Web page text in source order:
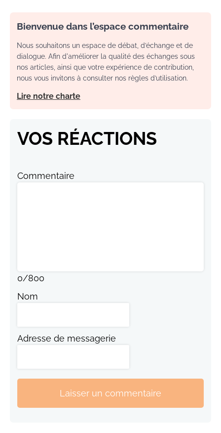
Bienvenue dans l’espace commentaire
Nous souhaitons un espace de débat, d’échange et de
dialogue. Afin d'améliorer la qualité des échanges sous
nos articles, ainsi que votre expérience de contribution,
nous vous invitons à consulter nos règles d’utilisation.
Lire notre charte
VOS RÉACTIONS
Commentaire
0/800
Nom
Adresse de messagerie
Laisser un commentaire